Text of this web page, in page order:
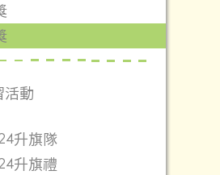
活動
升旗隊
升旗禮